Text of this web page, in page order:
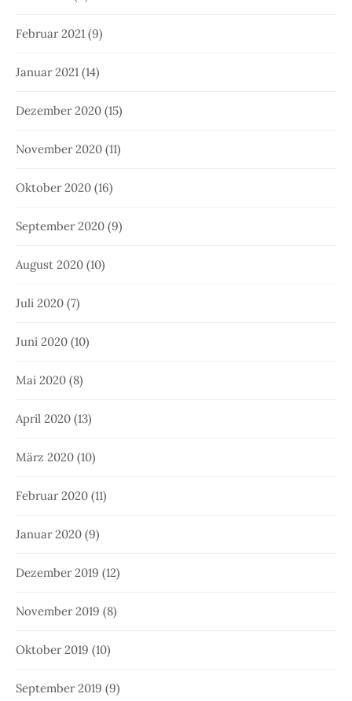
Februar 2021 (9)
Januar 2021 (14)
Dezember 2020 (15)
November 2020 (11)
Oktober 2020 (16)
September 2020 (9)
August 2020 (10)
Juli 2020 (7)
Juni 2020 (10)
Mai 2020 (8)
April 2020 (13)
März 2020 (10)
Februar 2020 (11)
Januar 2020 (9)
Dezember 2019 (12)
November 2019 (8)
Oktober 2019 (10)
September 2019 (9)